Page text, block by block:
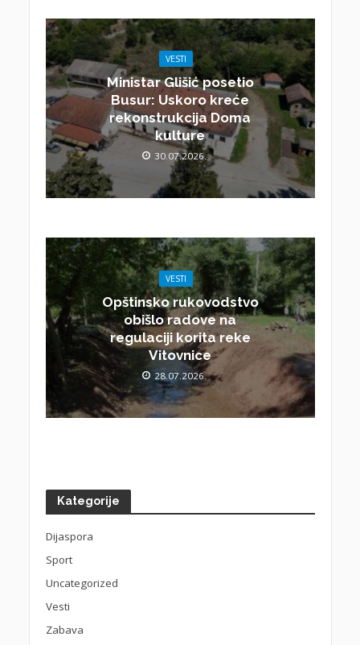
VESTI
Ministar Glišić posetio
Busur: Uskoro kreće
rekonstrukcija Doma
kulture
30.07.2026.
VESTI
Opštinsko rukovodstvo
obišlo radove na
regulaciji korita reke
Vitovnice
28.07.2026.
Kategorije
Dijaspora
Sport
Uncategorized
Vesti
Zabava